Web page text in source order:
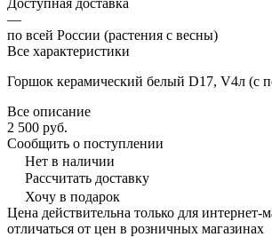
—
по всей России (растения с весны)
Все характеристики
Горшок керамический белый D17, V4л (с
Все описание
2 500 руб.
Сообщить о поступлении
Нет в наличии
Рассчитать доставку
Хочу в подарок
Цена действительна только для интернет-
отличаться от цен в розничных магазинах